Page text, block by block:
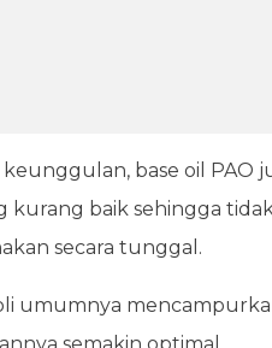
base oil PAO
kurang baik sehingga
secara tunggal.
umumnya